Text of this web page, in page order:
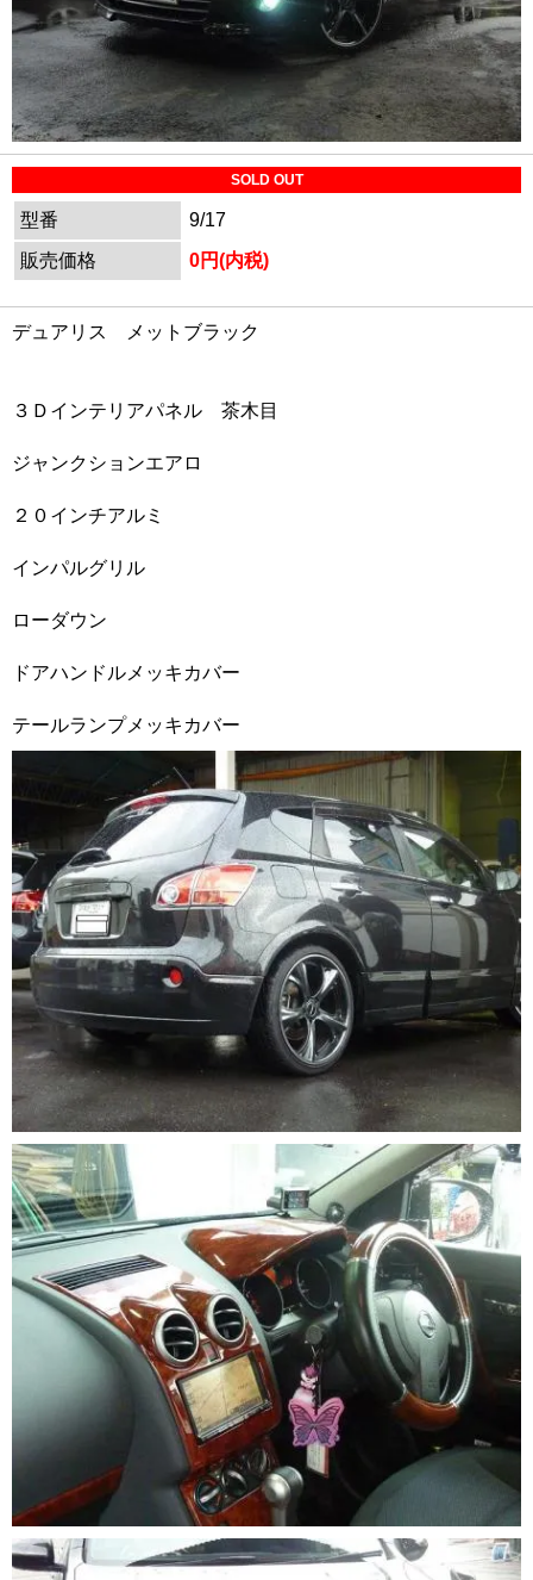
SOLD OUT
型番
9/17
販売価格
0円(内税)
デュアリス メットブラック
３Ｄインテリアパネル 茶木目
ジャンクションエアロ
２０インチアルミ
インパルグリル
ローダウン
ドアハンドルメッキカバー
テールランプメッキカバー